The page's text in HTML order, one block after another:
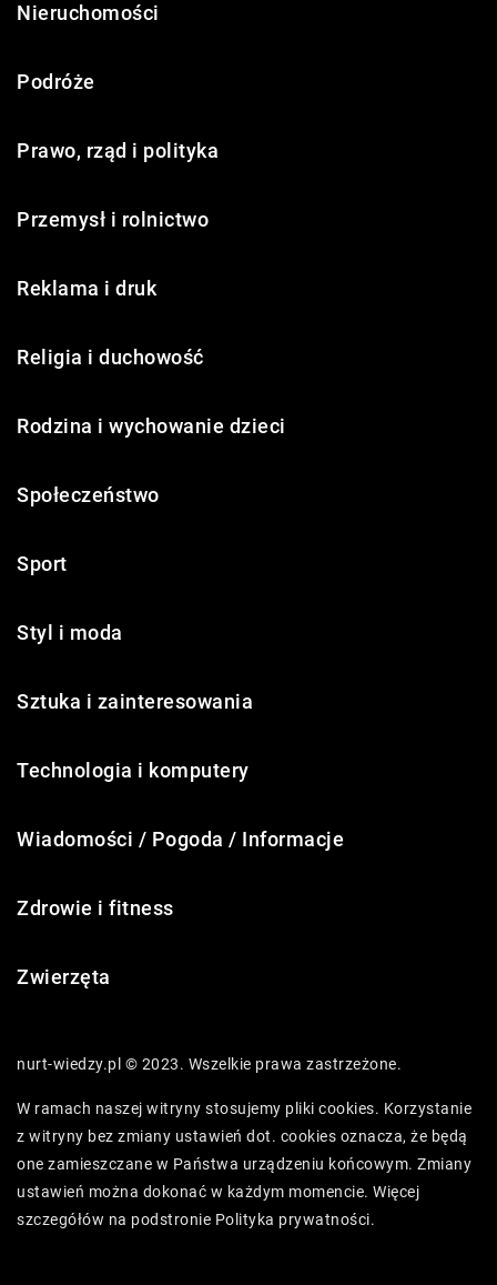
Nieruchomości
Podróże
Prawo, rząd i polityka
Przemysł i rolnictwo
Reklama i druk
Religia i duchowość
Rodzina i wychowanie dzieci
Społeczeństwo
Sport
Styl i moda
Sztuka i zainteresowania
Technologia i komputery
Wiadomości / Pogoda / Informacje
Zdrowie i fitness
Zwierzęta
nurt-wiedzy.pl © 2023. Wszelkie prawa zastrzeżone.
W ramach naszej witryny stosujemy pliki cookies. Korzystanie
z witryny bez zmiany ustawień dot. cookies oznacza, że będą
one zamieszczane w Państwa urządzeniu końcowym. Zmiany
ustawień można dokonać w każdym momencie. Więcej
szczegółów na podstronie Polityka prywatności.